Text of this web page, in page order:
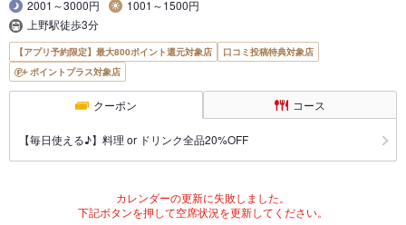
2001～3000円
1001～1500円
上野駅徒歩3分
【アプリ予約限定】最大800ポイント還元対象店
口コミ投稿特典対象店
ポイントプラス対象店
クーポン コース
【毎日使える♪】料理 or ドリンク全品20%OFF
カレンダーの更新に失敗しました。
下記ボタンを押して空席状況を更新してください。